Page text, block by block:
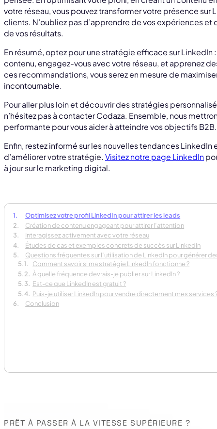
votre réseau, vous pouvez transformer votre présence sur
clients. N’oubliez pas d’apprendre de vos expériences
de vos résultats.
En résumé, optez pour une stratégie efficace sur
contenu, engagez-vous avec votre réseau, et apprenez
ces recommandations, vous serez en mesure de
incontournable.
Pour aller plus loin et découvrir des stratégies
n’hésitez pas à contacter Codaza. Ensemble, nous
performante pour vous aider à atteindre vos objectifs B2B.
Enfin, restez informé sur les nouvelles tendances
d’améliorer votre stratégie. Visitez notre page LinkedIn
à jour sur le marketing digital.
Optimisez votre profil LinkedIn pour attirer les leads
Création de contenu engageant pour attirer l’attention
Interagissez activement avec votre réseau
Études de cas et exemples concrets de succès sur LinkedIn
Questions fréquentes sur l’utilisation de LinkedIn pour générer
Comment savoir si ma stratégie LinkedIn fonctionne ?
À quelle fréquence devrais-je publier sur LinkedIn ?
Est-ce que LinkedIn est gratuit ?
Puis-je utiliser LinkedIn pour vendre directement mes services
Conclusion
PRÊT À PASSER À LA VITESSE SUPÉRIEURE ?